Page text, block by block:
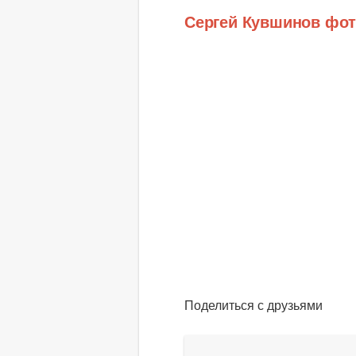
Сергей Кувшинов
Поделиться с друзьями